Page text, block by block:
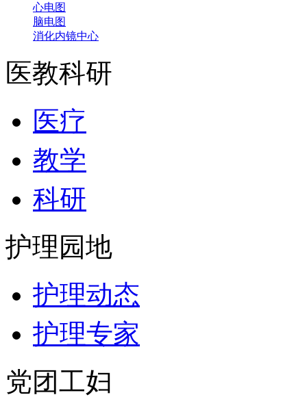
心电图
脑电图
消化内镜中心
医教科研
医疗
教学
科研
护理园地
护理动态
护理专家
党团工妇